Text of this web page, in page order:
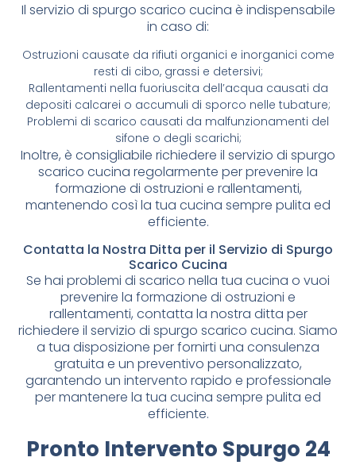
Il servizio di spurgo scarico cucina è indispensabile
in caso di:
Ostruzioni causate da rifiuti organici e inorganici come
resti di cibo, grassi e detersivi;
Rallentamenti nella fuoriuscita dell’acqua causati da
depositi calcarei o accumuli di sporco nelle tubature;
Problemi di scarico causati da malfunzionamenti del
sifone o degli scarichi;
Inoltre, è consigliabile richiedere il servizio di spurgo
scarico cucina regolarmente per prevenire la
formazione di ostruzioni e rallentamenti,
mantenendo così la tua cucina sempre pulita ed
efficiente.
Contatta la Nostra Ditta per il Servizio di Spurgo
Scarico Cucina
Se hai problemi di scarico nella tua cucina o vuoi
prevenire la formazione di ostruzioni e
rallentamenti, contatta la nostra ditta per
richiedere il servizio di spurgo scarico cucina. Siamo
a tua disposizione per fornirti una consulenza
gratuita e un preventivo personalizzato,
garantendo un intervento rapido e professionale
per mantenere la tua cucina sempre pulita ed
efficiente.
Pronto Intervento Spurgo 24